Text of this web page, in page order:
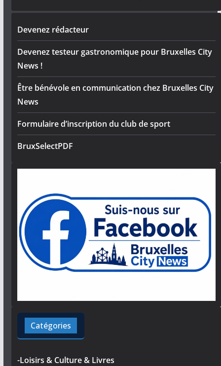
Devenez rédacteur
Devenez testeur gastronomique pour Bruxelles City
News !
Être bénévole en communication chez Bruxelles City
News
Formulaire d’inscription du club de sport
BruxSelectPDF
Catégories
-Loisirs & Culture & Livres